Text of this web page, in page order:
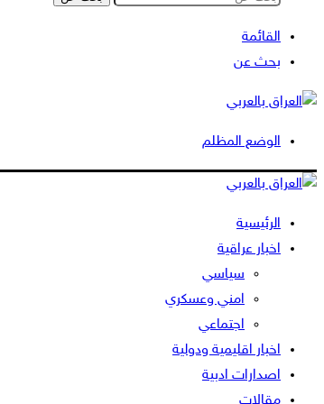
القائمة
بحث عن
الوضع المظلم
الرئيسية
اخبار عراقية
سياسي
امني وعسكري
اجتماعي
اخبار اقليمية ودولية
اصدارات ادبية